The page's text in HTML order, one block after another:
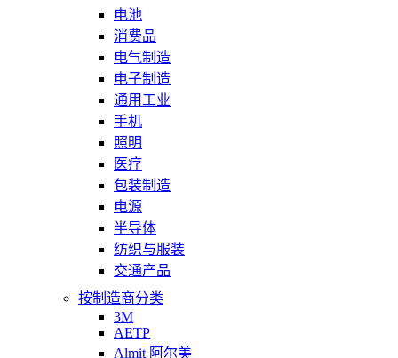
电池
消费品
电气制造
电子制造
通用工业
手机
照明
医疗
包装制造
电源
半导体
纺织与服装
交通产品
按制造商分类
3M
AETP
Almit 阿尔美